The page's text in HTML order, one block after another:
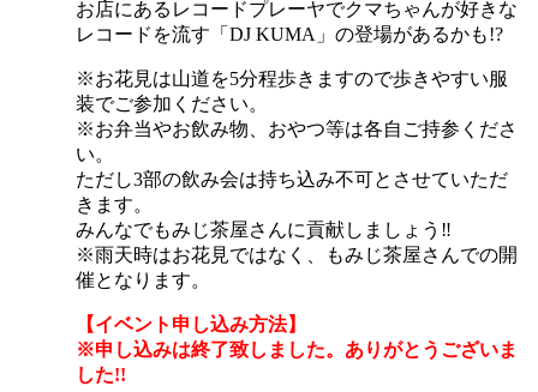
お店にあるレコードプレーヤでクマちゃんが好きな
レコードを流す「DJ KUMA」の登場があるかも!?
※お花見は山道を5分程歩きますので歩きやすい服
装でご参加ください。
※お弁当やお飲み物、おやつ等は各自ご持参くださ
い。
ただし3部の飲み会は持ち込み不可とさせていただ
きます。
みんなでもみじ茶屋さんに貢献しましょう‼
※雨天時はお花見ではなく、もみじ茶屋さんでの開
催となります。
【イベント申し込み方法】
※申し込みは終了致しました。ありがとうございま
した!!